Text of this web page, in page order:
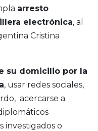
arresto
electrónica, al
Cristina
su domicilio por la
, usar redes sociales,
acercarse a
investigados o